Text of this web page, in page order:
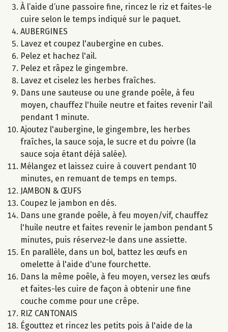
À l’aide d’une passoire fine, rincez le riz et faites-le
cuire selon le temps indiqué sur le paquet.
AUBERGINES
Lavez et coupez l'aubergine en cubes.
Pelez et hachez l'ail.
Pelez et râpez le gingembre.
Lavez et ciselez les herbes fraîches.
Dans une sauteuse ou une grande poêle, à feu
moyen, chauffez l'huile neutre et faites revenir l'ail
pendant 1 minute.
Ajoutez l'aubergine, le gingembre, les herbes
fraîches, la sauce soja, le sucre et du poivre (la
sauce soja étant déjà salée).
Mélangez et laissez cuire à couvert pendant 10
minutes, en remuant de temps en temps.
JAMBON & ŒUFS
Coupez le jambon en dés.
Dans une grande poêle, à feu moyen/vif, chauffez
l'huile neutre et faites revenir le jambon pendant 5
minutes, puis réservez-le dans une assiette.
En parallèle, dans un bol, battez les œufs en
omelette à l'aide d'une fourchette.
Dans la même poêle, à feu moyen, versez les œufs
et faites-les cuire de façon à obtenir une fine
couche comme pour une crêpe.
RIZ CANTONAIS
Égouttez et rincez les petits pois à l'aide de la